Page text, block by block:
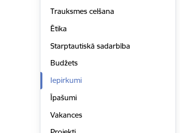
Trauksmes celšana
Ētika
Starptautiskā sadarbība
Budžets
Iepirkumi
Īpašumi
Vakances